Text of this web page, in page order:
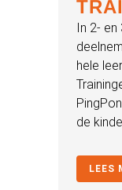
In 2- en
hele
de
LEES